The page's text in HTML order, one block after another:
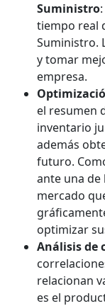
Suministro
tiempo real
Suministro.
y tomar
empresa.
el resumen
inventario
además
futuro.
ante una de
mercado
optimizar
Análisis de
relacionan
es el